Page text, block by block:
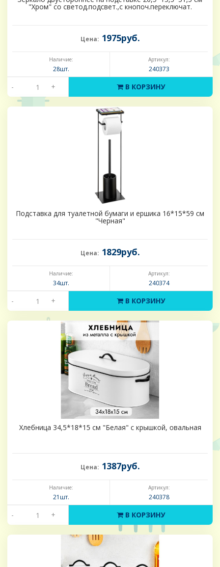
"Хром" со светод.подсвет.,с кнопоч.переключат.
Цена: 1975руб.
Наличие:
28шт.
Артикул:
240373
- + В КОРЗИНУ
Подставка для туалетной бумаги и ершика 16*15*59 см
"Черная"
Цена: 1829руб.
Наличие:
34шт.
Артикул:
240374
- + В КОРЗИНУ
Хлебница 34,5*18*15 см "Белая" с крышкой, овальная
Цена: 1387руб.
Наличие:
21шт.
Артикул:
240378
- + В КОРЗИНУ